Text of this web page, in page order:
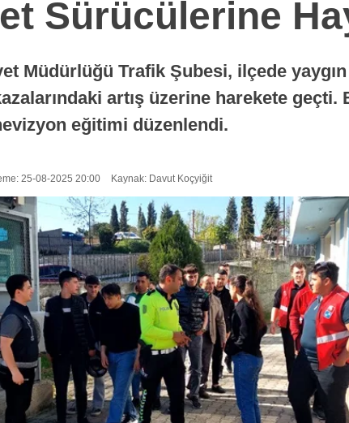
Sürücülerine
Müdürlüğü Trafik Şubesi, ilçede
artış üzerine harekete
eğitimi düzenlendi.
25-08-2025 20:00 Kaynak: Davut Koçyiğit